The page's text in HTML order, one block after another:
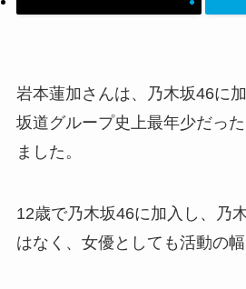
岩本蓮加さんは、乃木坂46に
坂道グループ史上最年少だっ
ました。
12歳で乃木坂46に加入し、乃
はなく、女優としても活動の幅